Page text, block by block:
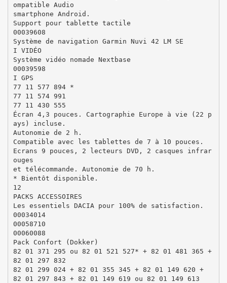
ompatible Audio
smartphone Android.
Support pour tablette tactile
00039608
Système de navigation Garmin Nuvi 42 LM SE
I VIDÉO
Système vidéo nomade Nextbase
00039598
I GPS
77 11 577 894 *
77 11 574 991
77 11 430 555
Écran 4,3 pouces. Cartographie Europe à vie (22 p
ays) incluse.
Autonomie de 2 h.
Compatible avec les tablettes de 7 à 10 pouces.
Ecrans 9 pouces, 2 lecteurs DVD, 2 casques infrar
ouges
et télécommande. Autonomie de 70 h.
* Bientôt disponible.
12
PACKS ACCESSOIRES
Les essentiels DACIA pour 100% de satisfaction.
00034014
00058710
00060088
Pack Confort (Dokker)
82 01 371 295 ou 82 01 521 527* + 82 01 481 365 +
82 01 297 832
82 01 299 024 + 82 01 355 345 + 82 01 149 620 +
82 01 297 843 + 82 01 149 619 ou 82 01 149 613